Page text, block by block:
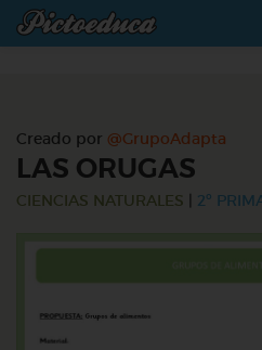
Creado por @GrupoAdapta
LAS ORUGAS
CIENCIAS NATURALES 2º